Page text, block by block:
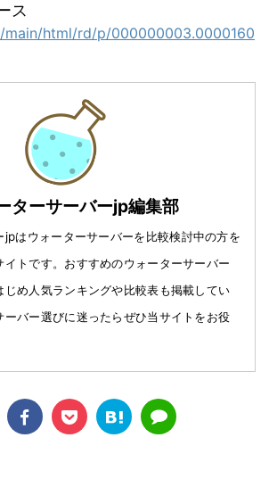
ス
html/rd/p/000000003.0000160
ターサーバーjp編集部
jpはウォーターサーバーを比較検討中の方を
イトです。おすすめのウォーターサーバー
じめ人気ランキングや比較表も掲載してい
ーバー選びに迷ったらぜひ当サイトをお役